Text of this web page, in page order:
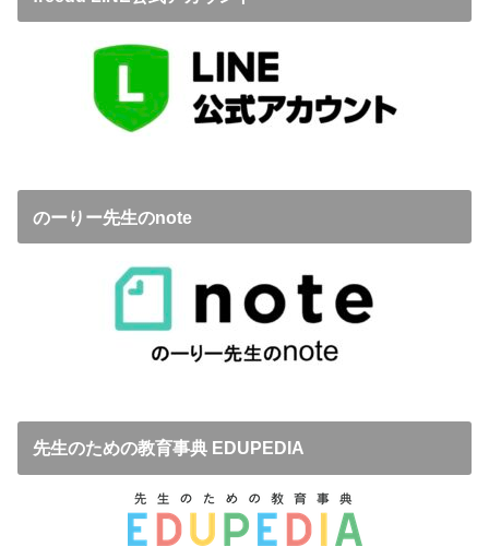
のーりー先生のnote
先生のための教育事典 EDUPEDIA